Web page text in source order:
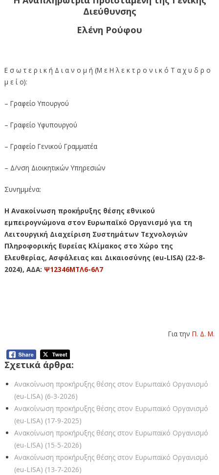
Διεύθυνσης
Ελένη Ρούφου
Ε σ ω τ ε ρ ι κ ή Δ ι α ν ο μ ή (Μ ε Η λ ε κ τ ρ ο ν ι κ ό Τ α χ υ δ ρ ο
μ ε ί ο):
– Γραφείο Υπουργού
– Γραφείο Υφυπουργού
– Γραφείο Γενικού Γραμματέα
– Δ/νση Διοικητικών Υπηρεσιών
Συνημμένα:
Η Ανακοίνωση προκήρυξης θέσης εθνικού
εμπειρογνώμονα στον Ευρωπαϊκό Οργανισμό για τη
Λειτουργική Διαχείριση Συστημάτων Τεχνολογιών
Πληροφορικής Ευρείας Κλίμακος στο Χώρο της
Ελευθερίας, Ασφάλειας και Δικαιοσύνης (eu-LISA) (22-8-
2024), ΑΔΑ: Ψ12346ΜΤΛ6-6Λ7
Για τηνΠ. Δ. Μ.
Σχετικά άρθρα:
Ανακοίνωση προκήρυξης θέσης στον Ευρωπαϊκό Οργανισμό
(eu-LISA) (6-3-2026)
Ανακοίνωση προκήρυξης θέσης στον Ευρωπαϊκό Οργανισμό
(eu-LISA) (17-9-2025)
Ανακοίνωση προκήρυξης θέσης στον Ευρωπαϊκό Οργανισμό
(eu-LISA) (15-5-2026)
Ανακοίνωση προκήρυξης θέσης στον Ευρωπαϊκό Οργανισμό
(eu-LISA) (13-7-2026)